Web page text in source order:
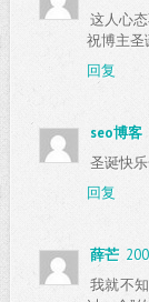
这人心态
祝博主圣
回复
seo博客
圣诞快
回复
薛芒
我就不